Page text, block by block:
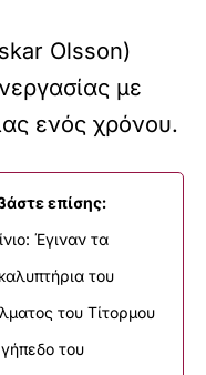
Olsson)
με
ενός χρόνου.
επίσης:
Έγιναν τα
του
του Τίτορμου
του